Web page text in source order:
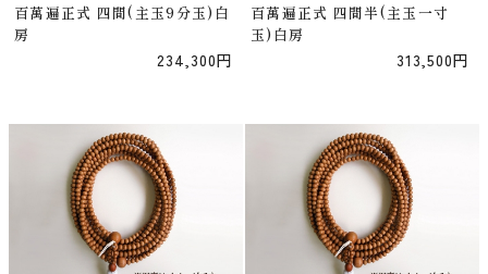
百萬遍正式 四間(主玉9分玉)白
房
234,300円
百萬遍正式 四間半(主玉一寸
玉)白房
313,500円